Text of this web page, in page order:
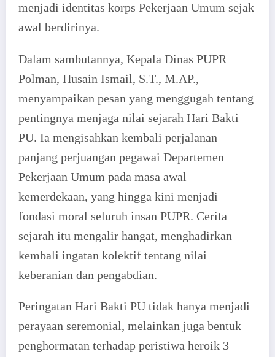
menjadi identitas korps Pekerjaan Umum sejak
awal berdirinya.
Dalam sambutannya, Kepala Dinas PUPR
Polman, Husain Ismail, S.T., M.AP.,
menyampaikan pesan yang menggugah tentang
pentingnya menjaga nilai sejarah Hari Bakti
PU. Ia mengisahkan kembali perjalanan
panjang perjuangan pegawai Departemen
Pekerjaan Umum pada masa awal
kemerdekaan, yang hingga kini menjadi
fondasi moral seluruh insan PUPR. Cerita
sejarah itu mengalir hangat, menghadirkan
kembali ingatan kolektif tentang nilai
keberanian dan pengabdian.
Peringatan Hari Bakti PU tidak hanya menjadi
perayaan seremonial, melainkan juga bentuk
penghormatan terhadap peristiwa heroik 3